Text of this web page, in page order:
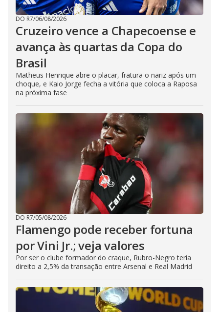
DO R7/06/08/2026
Cruzeiro vence a Chapecoense e
avança às quartas da Copa do
Brasil
Matheus Henrique abre o placar, fratura o nariz após um
choque, e Kaio Jorge fecha a vitória que coloca a Raposa
na próxima fase
DO R7/05/08/2026
Flamengo pode receber fortuna
por Vini Jr.; veja valores
Por ser o clube formador do craque, Rubro-Negro teria
direito a 2,5% da transação entre Arsenal e Real Madrid